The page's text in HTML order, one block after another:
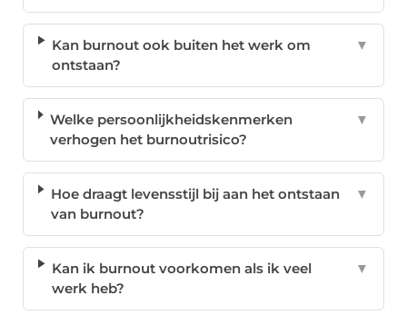
Kan burnout ook buiten het werk om
ontstaan?
▼
Welke persoonlijkheidskenmerken
verhogen het burnoutrisico?
▼
Hoe draagt levensstijl bij aan het ontstaan
van burnout?
▼
Kan ik burnout voorkomen als ik veel
werk heb?
▼